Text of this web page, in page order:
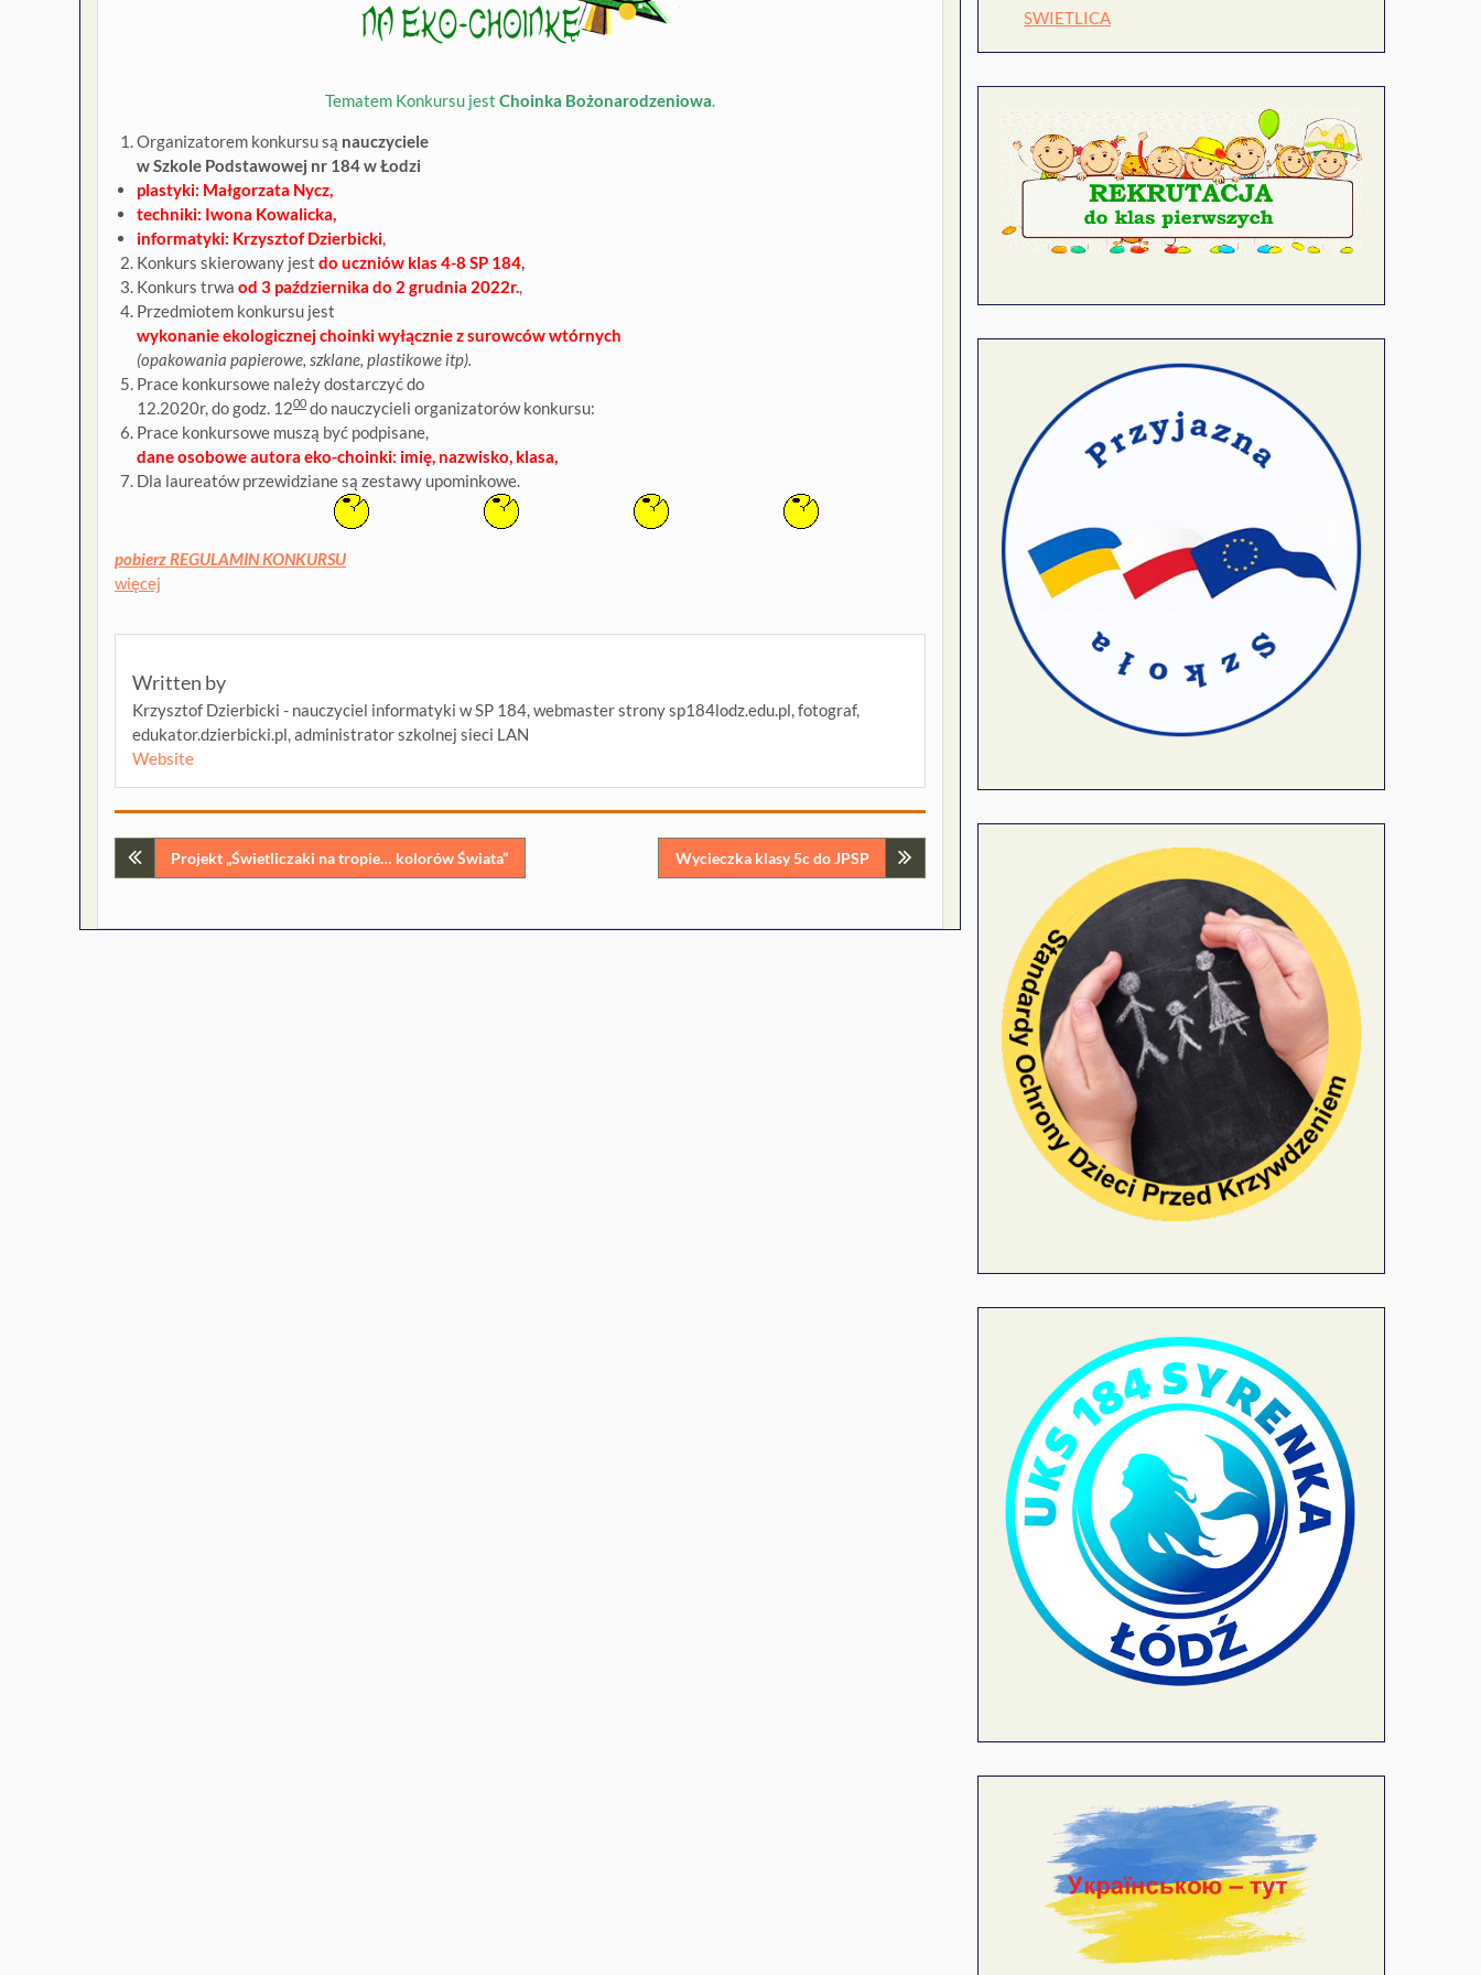
Tematem Konkursu jest Choinka Bożonarodzeniowa.
Organizatorem konkursu są nauczyciele
wSzkole Podstawowej nr 184wŁodzi
plastyki: Małgorzata Nycz,
techniki: Iwona Kowalicka,
informatyki: KrzysztofDzierbicki,
Konkurs skierowany jest do uczniów klas 4-8 SP 184,
Konkurs trwa od 3 października do 2 grudnia 2022r.,
Przedmiotem konkursu jest
wykonanie ekologicznej choinki wyłącznie z surowców wtórnych
(opakowania papierowe, szklane, plastikowe itp).
Prace konkursowe należy dostarczyć do
12.2020r, do godz. 1200 do nauczycieli organizatorów konkursu:
Prace konkursowe muszą być podpisane,
dane osobowe autora eko-choinki: imię, nazwisko, klasa,
Dla laureatów przewidziane są zestawy upominkowe.
pobierz REGULAMIN KONKURSU
więcej
Written by
Krzysztof Dzierbicki - nauczyciel informatyki w SP 184, webmaster strony sp184lodz.edu.pl, fotograf,
edukator.dzierbicki.pl, administrator szkolnej sieci LAN
Website
Nawigacja
Projekt „Świetliczaki na tropie… kolorów Świata” Wycieczka klasy 5c do JPSP
SWIETLICA